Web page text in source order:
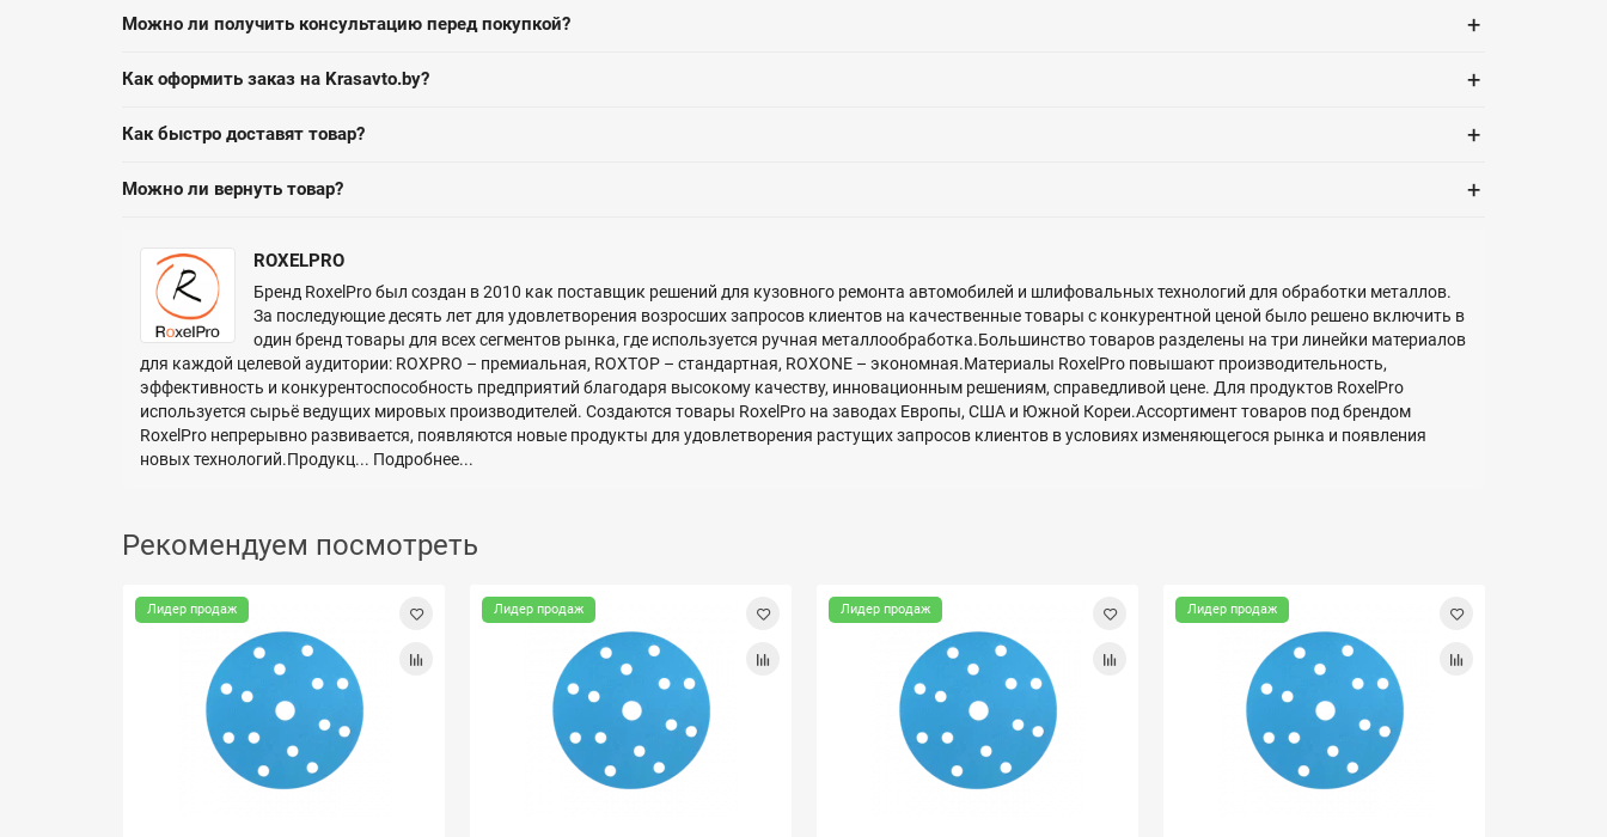
Можно ли получить консультацию перед покупкой? +
Как оформить заказ на Krasavto.by? +
Как быстро доставят товар? +
Можно ли вернуть товар? +
ROXELPRO
Бренд RoxelPro был создан в 2010 как поставщик решений для кузовного ремонта автомобилей и шлифовальных технологий для обработки металлов.
За последующие десять лет для удовлетворения возросших запросов клиентов на качественные товары с конкурентной ценой было решено включить в
один бренд товары для всех сегментов рынка, где используется ручная металлообработка.Большинство товаров разделены на три линейки материалов
для каждой целевой аудитории: ROXPRO – премиальная, ROXTOP – стандартная, ROXONE – экономная.Материалы RoxelPro повышают производительность,
эффективность и конкурентоспособность предприятий благодаря высокому качеству, инновационным решениям, справедливой цене. Для продуктов RoxelPro
используется сырьё ведущих мировых производителей. Создаются товары RoxelPro на заводах Европы, США и Южной Кореи.Ассортимент товаров под брендом
RoxelPro непрерывно развивается, появляются новые продукты для удовлетворения растущих запросов клиентов в условиях изменяющегося рынка и появления
новых технологий.Продукц... Подробнее...
Рекомендуем посмотреть
Лидер продаж Лидер продаж Лидер продаж Лидер продаж